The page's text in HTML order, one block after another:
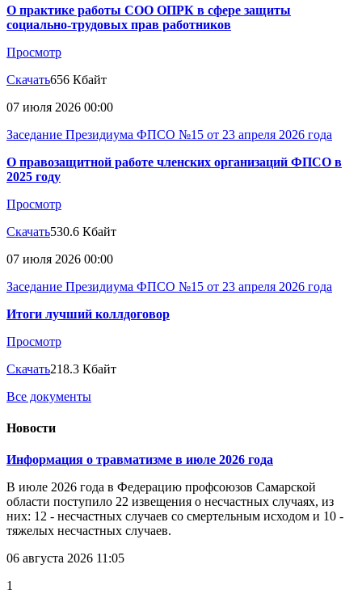
О практике работы СОО ОПРК в сфере защиты
социально-трудовых прав работников
Просмотр
Скачать656 Кбайт
07 июля 2026 00:00
Заседание Президиума ФПСО №15 от 23 апреля 2026 года
О правозащитной работе членских организаций ФПСО в
2025 году
Просмотр
Скачать530.6 Кбайт
07 июля 2026 00:00
Заседание Президиума ФПСО №15 от 23 апреля 2026 года
Итоги лучший коллдоговор
Просмотр
Скачать218.3 Кбайт
Все документы
Новости
Информация о травматизме в июле 2026 года
В июле 2026 года в Федерацию профсоюзов Самарской
области поступило 22 извещения о несчастных случаях, из
них: 12 - несчастных случаев со смертельным исходом и 10 -
тяжелых несчастных случаев.
06 августа 2026 11:05
1